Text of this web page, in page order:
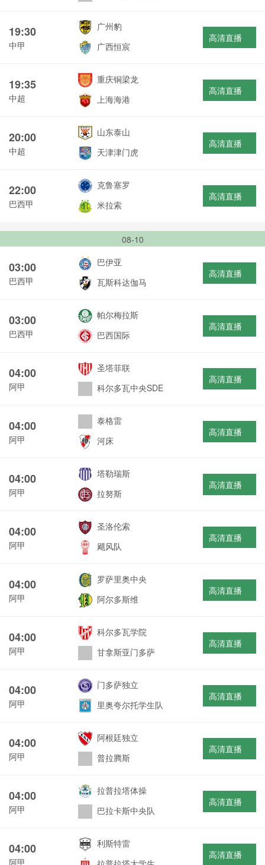
19:30
中甲
广州豹
广西恒宸
高清直播
19:35
中超
重庆铜梁龙
上海海港
高清直播
20:00
中超
山东泰山
天津津门虎
高清直播
22:00
巴西甲
克鲁塞罗
米拉索
高清直播
08-10
03:00
巴西甲
巴伊亚
瓦斯科达伽马
高清直播
03:00
巴西甲
帕尔梅拉斯
巴西国际
高清直播
04:00
阿甲
圣塔菲联
科尔多瓦中央SDE
高清直播
04:00
阿甲
泰格雷
河床
高清直播
04:00
阿甲
塔勒瑞斯
拉努斯
高清直播
04:00
阿甲
圣洛伦索
飓风队
高清直播
04:00
阿甲
罗萨里奥中央
阿尔多斯维
高清直播
04:00
阿甲
科尔多瓦学院
甘拿斯亚门多萨
高清直播
04:00
阿甲
门多萨独立
里奥夸尔托学生队
高清直播
04:00
阿甲
阿根廷独立
普拉腾斯
高清直播
04:00
阿甲
拉普拉塔体操
巴拉卡斯中央队
高清直播
04:00
阿甲
利斯特雷
高清直播